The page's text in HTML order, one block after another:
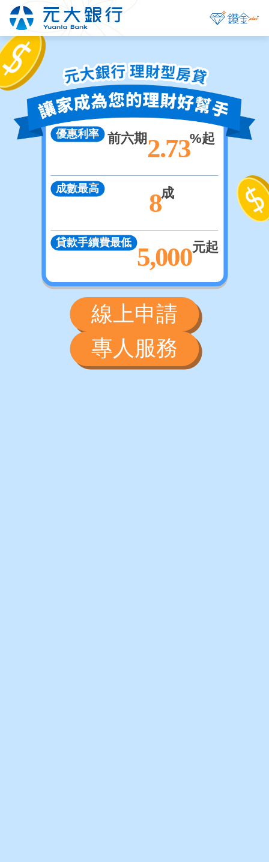
優惠利率 前六期 2.73%起
成數最高 8成
貸款手續費最低 5,000元起
線上申請
專人服務